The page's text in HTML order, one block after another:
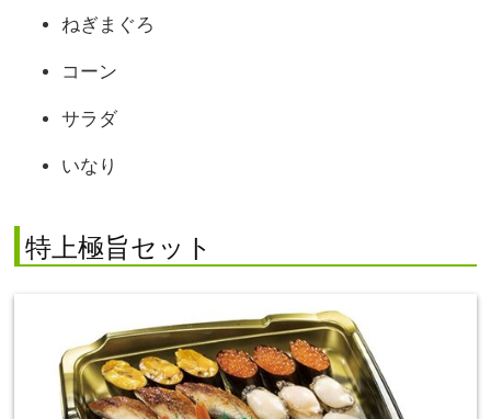
ねぎまぐろ
コーン
サラダ
いなり
特上極旨セット